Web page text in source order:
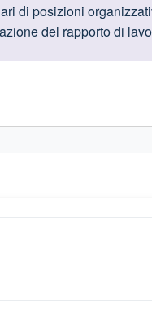
di posizioni
del rapporto di